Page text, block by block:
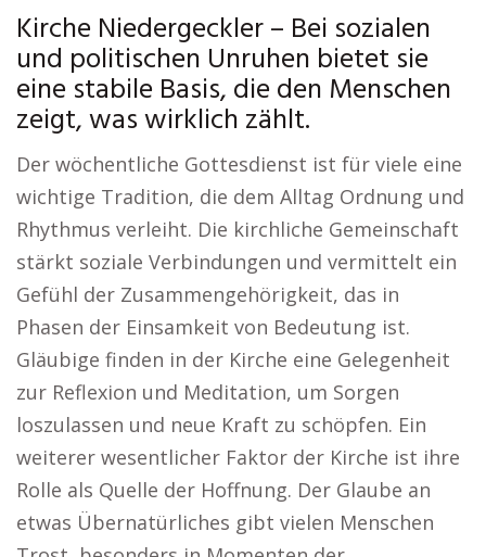
Kirche Niedergeckler – Bei sozialen
und politischen Unruhen bietet sie
eine stabile Basis, die den Menschen
zeigt, was wirklich zählt.
Der wöchentliche Gottesdienst ist für viele eine
wichtige Tradition, die dem Alltag Ordnung und
Rhythmus verleiht. Die kirchliche Gemeinschaft
stärkt soziale Verbindungen und vermittelt ein
Gefühl der Zusammengehörigkeit, das in
Phasen der Einsamkeit von Bedeutung ist.
Gläubige finden in der Kirche eine Gelegenheit
zur Reflexion und Meditation, um Sorgen
loszulassen und neue Kraft zu schöpfen. Ein
weiterer wesentlicher Faktor der Kirche ist ihre
Rolle als Quelle der Hoffnung. Der Glaube an
etwas Übernatürliches gibt vielen Menschen